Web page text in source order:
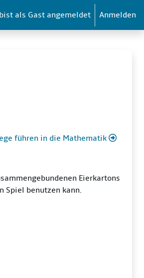
umschalten
als Gast angemeldet Anmelden
führen in die Mathematik
Eierkartons
Spiel benutzen kann.